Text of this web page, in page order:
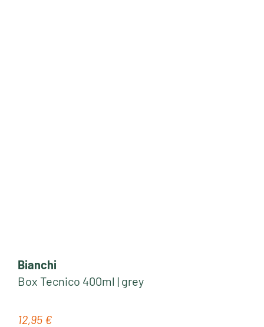
Bianchi
Box Tecnico 400ml | grey
Regulärer Preis:
12,95 €